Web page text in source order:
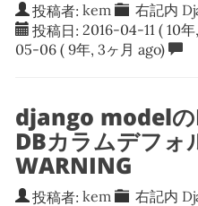
投稿者: kem 右記内
投稿日: 2016-04-11 ( 10
05-06 ( 9年, 3ヶ月 ago)
django model
DBカラムデフォ
WARNING
投稿者: kem 右記内